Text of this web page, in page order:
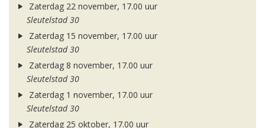
Zaterdag 22 november, 17.00 uur
Sleutelstad 30
Zaterdag 15 november, 17.00 uur
Sleutelstad 30
Zaterdag 8 november, 17.00 uur
Sleutelstad 30
Zaterdag 1 november, 17.00 uur
Sleutelstad 30
Zaterdag 25 oktober, 17.00 uur